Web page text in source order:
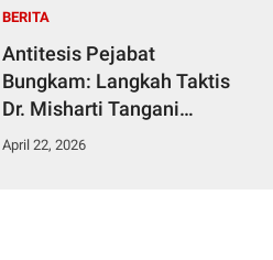
BERITA
Antitesis Pejabat
Bungkam: Langkah Taktis
Dr. Misharti Tangani
Skandal Belatung Tuai
April 22, 2026